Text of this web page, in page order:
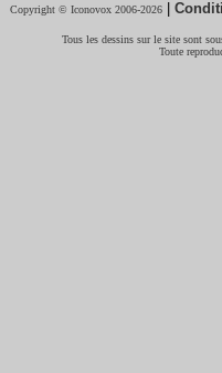
Copyright © Iconovox 2006-2026 |
Tous les dessins sur le site sont
Toute